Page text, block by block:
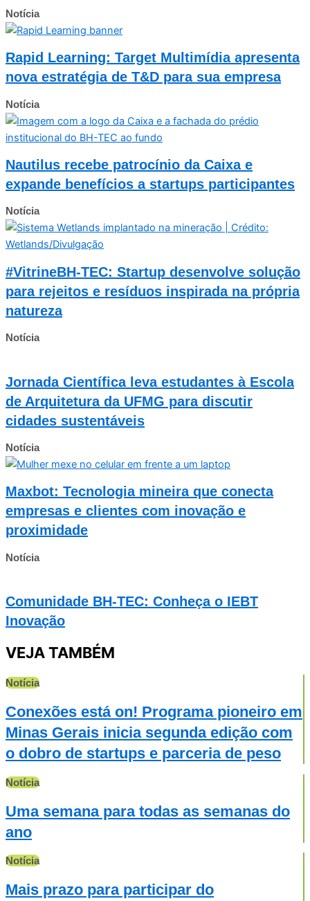
Notícia
Rapid Learning: Target Multimídia apresenta
nova estratégia de T&D para sua empresa
Notícia
Nautilus recebe patrocínio da Caixa e
expande benefícios a startups participantes
Notícia
#VitrineBH-TEC: Startup desenvolve solução
para rejeitos e resíduos inspirada na própria
natureza
Notícia
Jornada Científica leva estudantes à Escola
de Arquitetura da UFMG para discutir
cidades sustentáveis
Notícia
Maxbot: Tecnologia mineira que conecta
empresas e clientes com inovação e
proximidade
Notícia
Comunidade BH-TEC: Conheça o IEBT
Inovação
VEJA TAMBÉM
Notícia
Conexões está on! Programa pioneiro em
Minas Gerais inicia segunda edição com
o dobro de startups e parceria de peso
Notícia
Uma semana para todas as semanas do
ano
Notícia
Mais prazo para participar do